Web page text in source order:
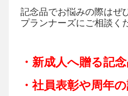
資料ダウンロード
手帳資料一覧
記念品でお悩みの際はぜ
プランナーズにご相談く
・新成人へ贈る記
・社員表彰や周年